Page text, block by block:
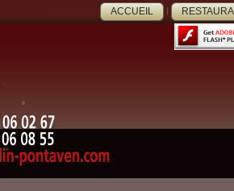
ACCUEIL